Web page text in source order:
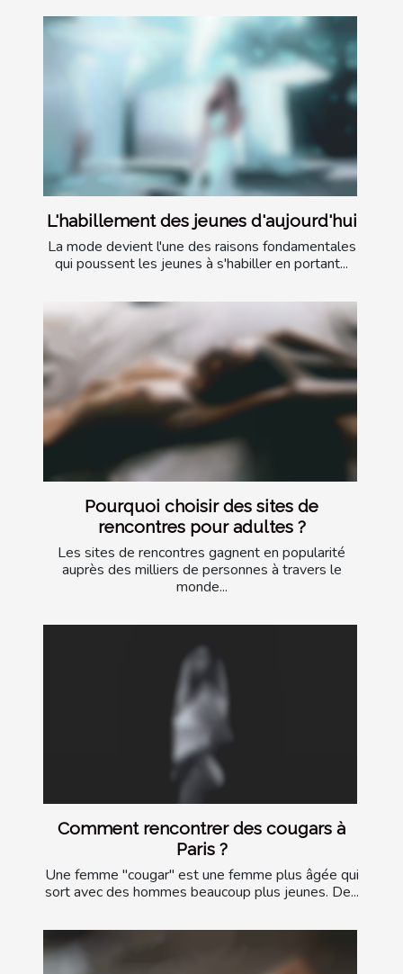
L'habillement des jeunes d'aujourd'hui
La mode devient l'une des raisons fondamentales
qui poussent les jeunes à s'habiller en portant...
Pourquoi choisir des sites de
rencontres pour adultes ?
Les sites de rencontres gagnent en popularité
auprès des milliers de personnes à travers le
monde...
Comment rencontrer des cougars à
Paris ?
Une femme "cougar" est une femme plus âgée qui
sort avec des hommes beaucoup plus jeunes. De...